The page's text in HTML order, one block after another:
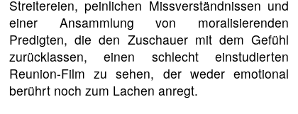
Streitereien, peinlichen Missverständnissen und
einer Ansammlung von moralisierenden
Predigten, die den Zuschauer mit dem Gefühl
zurücklassen, einen schlecht einstudierten
Reunion-Film zu sehen, der weder emotional
berührt noch zum Lachen anregt.